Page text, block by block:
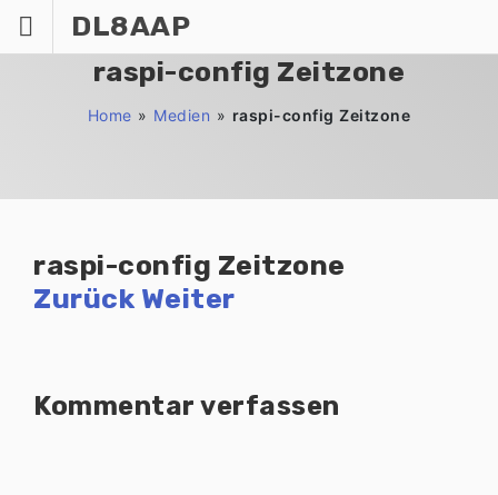
Inhalt
springen
DL8AAP
raspi-config Zeitzone
Home » Medien » raspi-config Zeitzone
raspi-config Zeitzone
Zurück Weiter
Kommentar verfassen